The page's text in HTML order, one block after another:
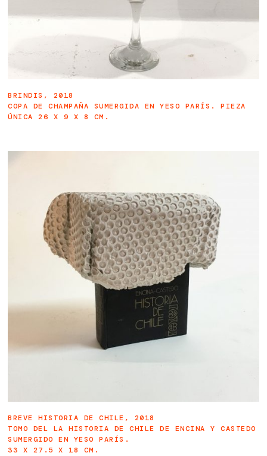
BRINDIS, 2018
COPA DE CHAMPAÑA SUMERGIDA EN YESO PARÍS. PIEZA
ÚNICA 26 X 9 X 8 CM.
BREVE HISTORIA DE CHILE, 2018
TOMO DEL LA HISTORIA DE CHILE DE ENCINA Y CASTEDO
SUMERGIDO EN YESO PARÍS.
33 X 27.5 X 18 CM.